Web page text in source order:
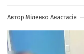
Автор Міленко Анастасія